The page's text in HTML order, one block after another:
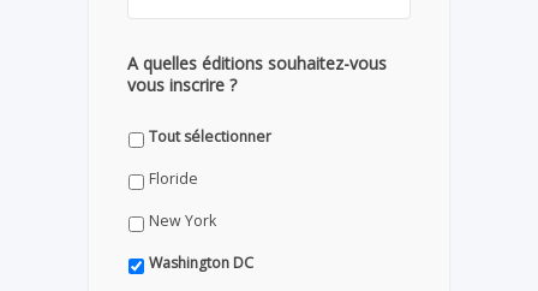
A quelles éditions souhaitez-vous
vous inscrire ?
Tout sélectionner
Floride
New York
Washington DC